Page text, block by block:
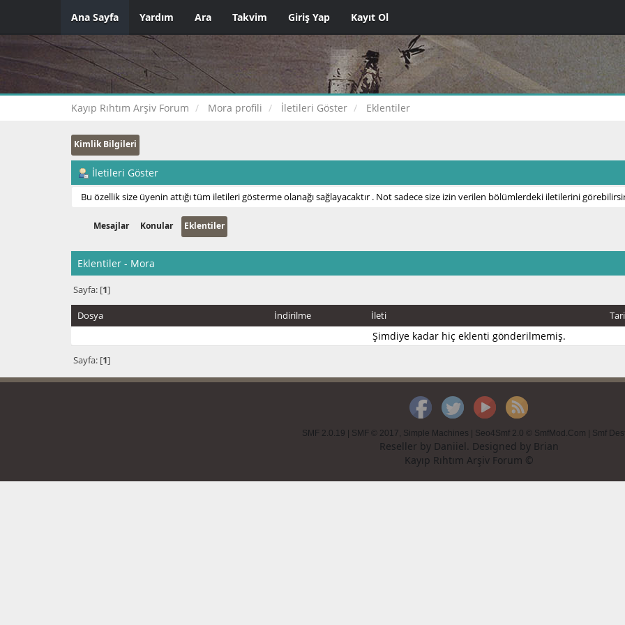
Ana Sayfa Yardım Ara Takvim Giriş Yap Kayıt Ol
Kayıp Rıhtım Arşiv Forum Mora profili İletileri Göster Eklentiler
Kimlik Bilgileri
İletileri Göster
Bu özellik size üyenin attığı tüm iletileri gösterme olanağı sağlayacaktır . Not sadece size izin verilen bölümlerdeki iletilerini
Mesajlar Konular Eklentiler
Eklentiler - Mora
Sayfa: [1]
Dosya İndirilme İleti
Şimdiye kadar hiç eklenti gönderilmemiş.
Sayfa: [1]
SMF 2.0.19 | SMF © 2017 Simple Machines | Seo4Smf 2.0 © SmfMod.Com | Smf
Reseller by Daniiel. Designed by Brian
Kayıp Rıhtım Arşiv Forum ©